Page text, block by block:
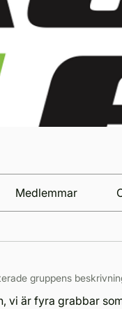
Medlemmar
gruppens
vi är fyra grabbar